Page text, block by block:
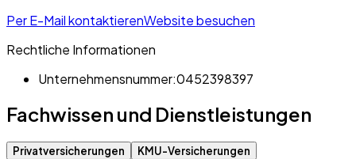
Per E-Mail kontaktierenWebsite besuchen
Rechtliche Informationen
Unternehmensnummer:0452398397
Fachwissen und Dienstleistungen
Privatversicherungen KMU-Versicherungen